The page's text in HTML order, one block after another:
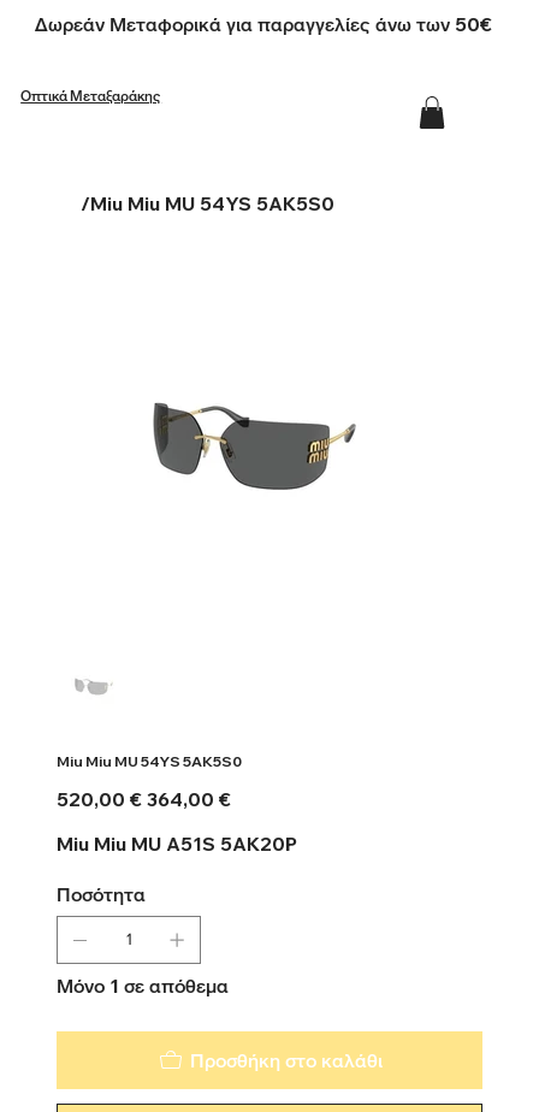
Δωρεάν Μεταφορικά για παραγγελίες άνω των 50€
Οπτικά Μεταξαράκης
/Miu Miu MU 54YS 5AK5S0
Miu Miu MU 54YS 5AK5S0
Αρχική
τιμή
520,00 € Τιμή
έκπτωσης
364,00 €
Miu Miu MU A51S 5AK20P
Ποσότητα
Μόνο 1 σε απόθεμα
Προσθήκη στο καλάθι